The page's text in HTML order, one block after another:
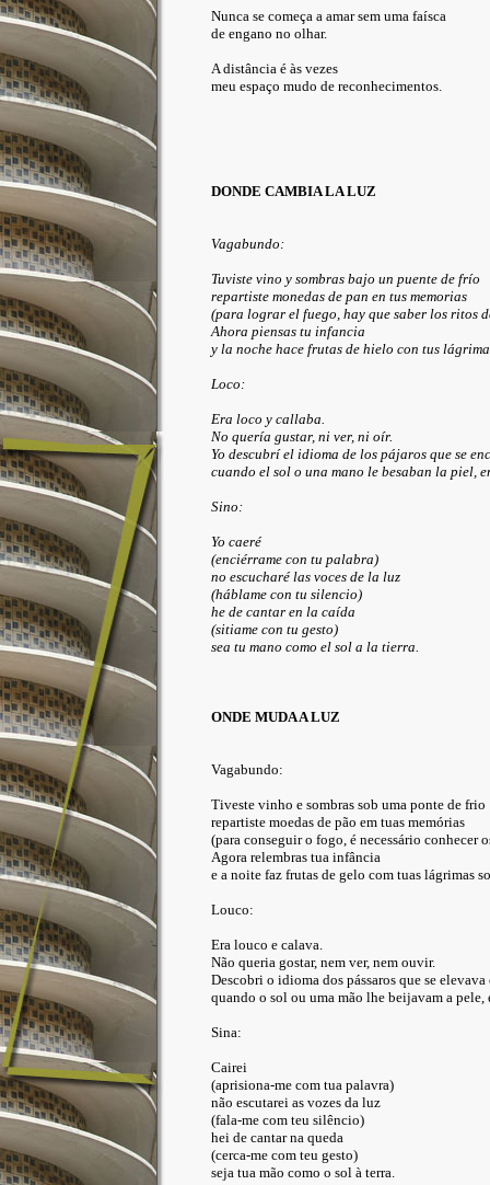
Nunca se começa a amar sem uma faísca
de engano no olhar.
A distância é às vezes
meu espaço mudo de reconhecimentos.
DONDE CAMBIA LA LUZ
Vagabundo:
Tuviste vino y sombras bajo un puente de frío
repartiste monedas de pan en tus memorias
(para lograr el fuego, hay que saber los ritos
Ahora piensas tu infancia
y la noche hace frutas de hielo con tus
Loco:
Era loco y callaba.
No quería gustar, ni ver, ni oír.
Yo descubrí el idioma de los pájaros que se
cuando el sol o una mano le besaban la piel,
Sino:
Yo caeré
(enciérrame con tu palabra)
no escucharé las voces de la luz
(háblame con tu silencio)
he de cantar en la caída
(sitiame con tu gesto)
sea tu mano como el sol a la tierra.
ONDE MUDA A LUZ
Vagabundo:
Tiveste vinho e sombras sob uma ponte de frio
repartiste moedas de pão em tuas memórias
(para conseguir o fogo, é necessário conhecer
Agora relembras tua infância
e a noite faz frutas de gelo com tuas lágrimas
Louco:
Era louco e calava.
Não queria gostar, nem ver, nem ouvir.
Descobri o idioma dos pássaros que se
quando o sol ou uma mão lhe beijavam a pele,
Sina:
Cairei
(aprisiona-me com tua palavra)
não escutarei as vozes da luz
(fala-me com teu silêncio)
hei de cantar na queda
(cerca-me com teu gesto)
seja tua mão como o sol à terra.